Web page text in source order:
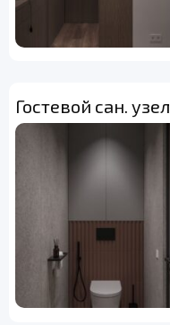
Гостевой сан. узел